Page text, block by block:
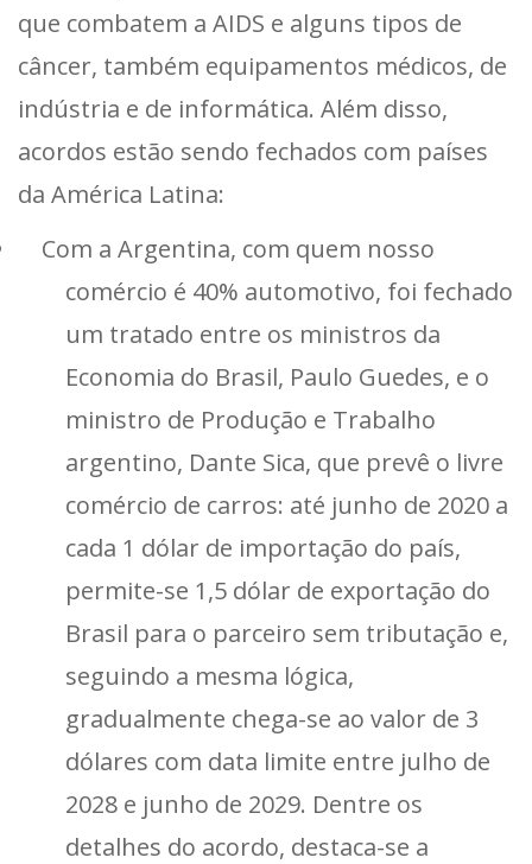
que combatem a AIDS e alguns tipos de
câncer, também equipamentos médicos, de
indústria e de informática. Além disso,
acordos estão sendo fechados com países
da América Latina:
Com a Argentina, com quem nosso
comércio é 40% automotivo, foi fechado
um tratado entre os ministros da
Economia do Brasil, Paulo Guedes, e o
ministro de Produção e Trabalho
argentino, Dante Sica, que prevê o livre
comércio de carros: até junho de 2020 a
cada 1 dólar de importação do país,
permite-se 1,5 dólar de exportação do
Brasil para o parceiro sem tributação e,
seguindo a mesma lógica,
gradualmente chega-se ao valor de 3
dólares com data limite entre julho de
2028 e junho de 2029. Dentre os
detalhes do acordo, destaca-se a